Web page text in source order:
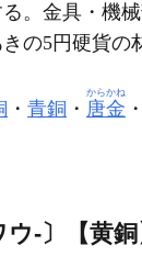
。金具・機械
の5円硬貨の
・ 青銅 ・ 唐金
からかね
・
‐〕【黄銅